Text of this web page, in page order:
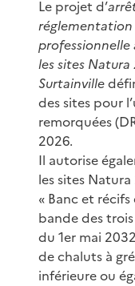
Le projet d’
les sites
Surtainville
des sites pour
remorquées
2026.
Il autorise
les sites
« Banc et
bande des
du 1er mai
de chaluts à
inférieure ou